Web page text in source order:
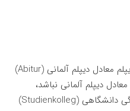
دانشجویان بین‌المللی باید مدرک دیپلم معادل دیپلم آلمانی (Abitur)
دیپلم آلمانی نباشد،
ممکن است نیاز باشد در دوره آمادگی دانشگاهی (Studienkolleg)